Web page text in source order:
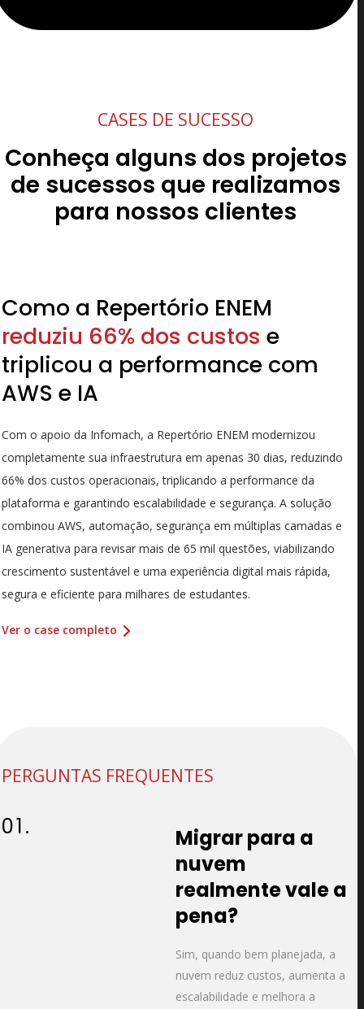
CASES DE SUCESSO
Conheça alguns dos projetos
de sucessos que realizamos
para nossos clientes
Como a Repertório ENEM
reduziu 66% dos custos e
triplicou a performance com
AWS e IA
Com o apoio da Infomach, a Repertório ENEM modernizou
completamente sua infraestrutura em apenas 30 dias, reduzindo
66% dos custos operacionais, triplicando a performance da
plataforma e garantindo escalabilidade e segurança. A solução
combinou AWS, automação, segurança em múltiplas camadas e
IA generativa para revisar mais de 65 mil questões, viabilizando
crescimento sustentável e uma experiência digital mais rápida,
segura e eficiente para milhares de estudantes.
Ver o case completo
PERGUNTAS FREQUENTES
01.
Migrar para a
nuvem
realmente vale a
pena?
Sim, quando bem planejada, a
nuvem reduz custos, aumenta a
escalabilidade e melhora a